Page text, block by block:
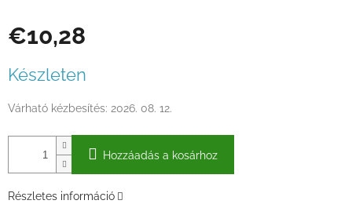
€10,28
Készleten
Várható kézbesítés: 2026. 08. 12.
Hozzáadás a kosárhoz
Részletes információ